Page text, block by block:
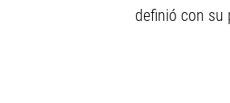
definió con su